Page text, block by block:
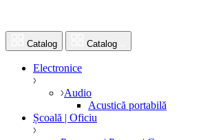
Catalog Catalog
Electronice
Audio
Acustică portabilă
Școală | Oficiu